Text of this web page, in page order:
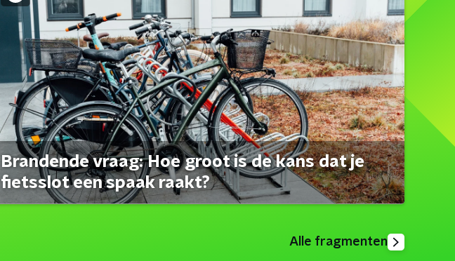
Brandende vraag: Hoe groot is de kans dat je
fietsslot een spaak raakt?
Alle fragmenten